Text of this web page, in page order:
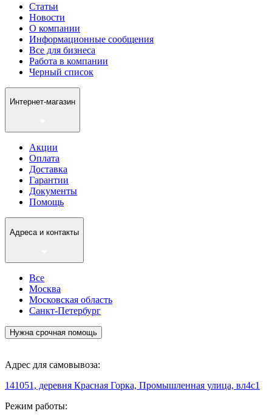
Статьи
Новости
О компании
Информационные сообщения
Все для бизнеса
Работа в компании
Черный список
Интернет-магазин
Акции
Оплата
Доставка
Гарантии
Документы
Помощь
Адреса и контакты
Все
Москва
Московская область
Санкт-Петербург
Нужна срочная помощь
Адрес для самовывоза:
141051, деревня Красная Горка, Промышленная улица, вл4с1
Режим работы: